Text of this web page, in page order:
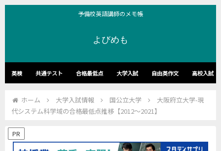
予備校英語講師のメモ帳
よびめも
英検 共通テスト 合格最低点 大学入試 自由英作文 高校入試
ホーム 大学入試情報 国公立大学
大阪府立大学-現
代システム科学域の合格最低点推移【2012～2021】
PR